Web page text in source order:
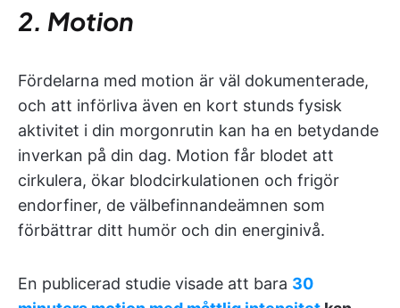
2. Motion
Fördelarna med motion är väl dokumenterade,
och att införliva även en kort stunds fysisk
aktivitet i din morgonrutin kan ha en betydande
inverkan på din dag. Motion får blodet att
cirkulera, ökar blodcirkulationen och frigör
endorfiner, de välbefinnandeämnen som
förbättrar ditt humör och din energinivå.
En publicerad studie visade att bara 30